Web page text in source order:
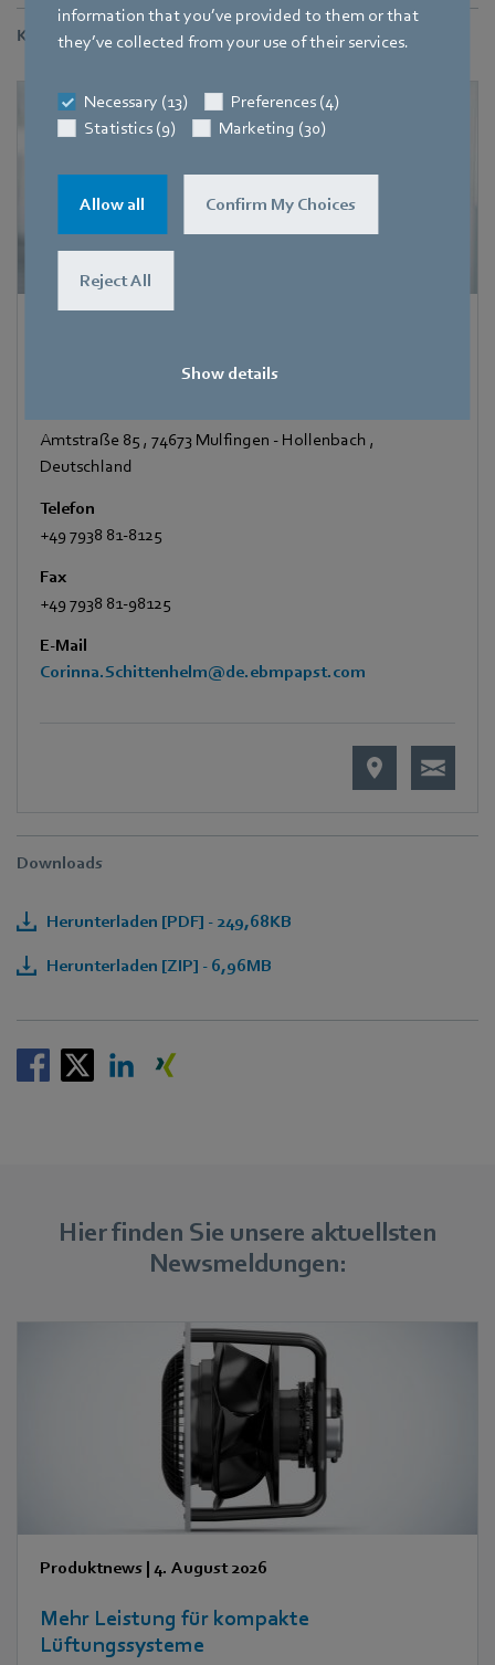
information that you’ve provided to them or that
they’ve collected from your use of their services.
Necessary (13)
Preferences (4)
Statistics (9)
Marketing (30)
Allow all Confirm My Choices
Reject All
Show details
Kontakt
Referentin Fachpresse
Amtstraße 85 , 74673 Mulfingen - Hollenbach ,
Deutschland
Telefon
+49 7938 81-8125
Fax
+49 7938 81-98125
E-Mail
Corinna.Schittenhelm@de.ebmpapst.com
Downloads
Herunterladen [PDF] - 249,68KB
Herunterladen [ZIP] - 6,96MB
Hier finden Sie unsere aktuellsten
Newsmeldungen:
Produktnews | 4. August 2026
Mehr Leistung für kompakte
Lüftungssysteme